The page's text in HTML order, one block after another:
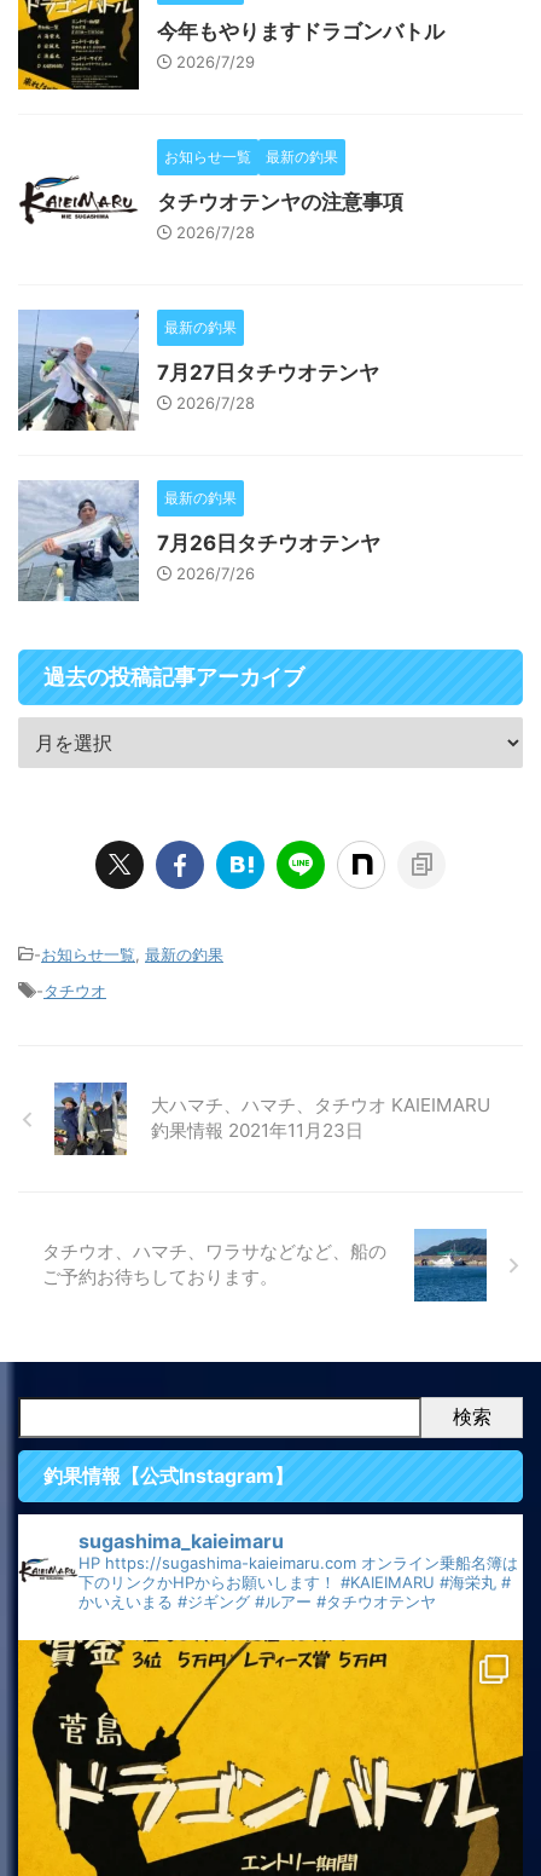
今年もやりますドラゴンバトル
2026/7/29
お知らせ一覧 最新の釣果
タチウオテンヤの注意事項
2026/7/28
最新の釣果
7月27日タチウオテンヤ
2026/7/28
最新の釣果
7月26日タチウオテンヤ
2026/7/26
過去の投稿記事アーカイブ
-お知らせ一覧, 最新の釣果
-タチウオ
大ハマチ、ハマチ、タチウオ KAIEIMARU
釣果情報 2021年11月23日
タチウオ、ハマチ、ワラサなどなど、船の
ご予約お待ちしております。
検索
釣果情報【公式Instagram】
sugashima_kaieimaru
HP https://sugashima-kaieimaru.com オンライン乗船名簿は
下のリンクかHPからお願いします！ #KAIEIMARU #海栄丸 #
かいえいまる #ジギング #ルアー #タチウオテンヤ